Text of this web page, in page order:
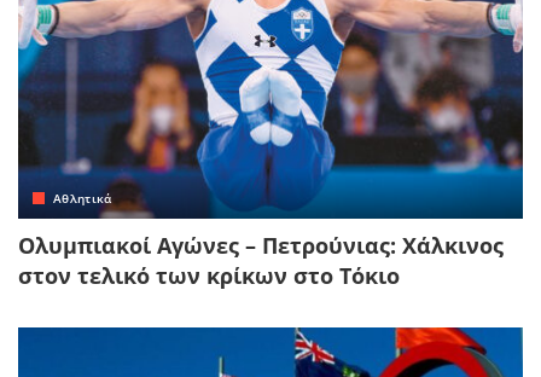
Αθλητικά
Ολυμπιακοί Αγώνες – Πετρούνιας: Χάλκινος
στον τελικό των κρίκων στο Τόκιο